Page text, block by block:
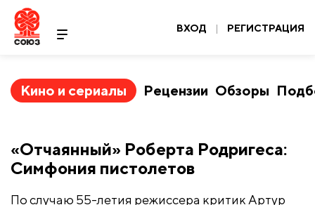
ВХОД | РЕГИСТРАЦИЯ
Кино и сериалы Рецензии Обзоры
​«Отчаянный» Роберта Родригеса:
Симфония пистолетов
По случаю 55-летия режиссера критик Артур